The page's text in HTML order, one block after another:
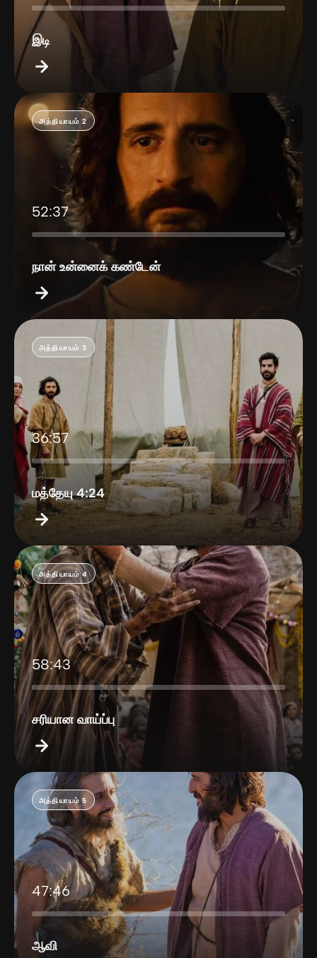
இடி
அத்தியாயம் 2
52:37
நான் உன்னைக் கண்டேன்
அத்தியாயம் 3
36:57
மத்தேயு 4:24
அத்தியாயம் 4
58:43
சரியான வாய்ப்பு
அத்தியாயம் 5
47:46
ஆவி